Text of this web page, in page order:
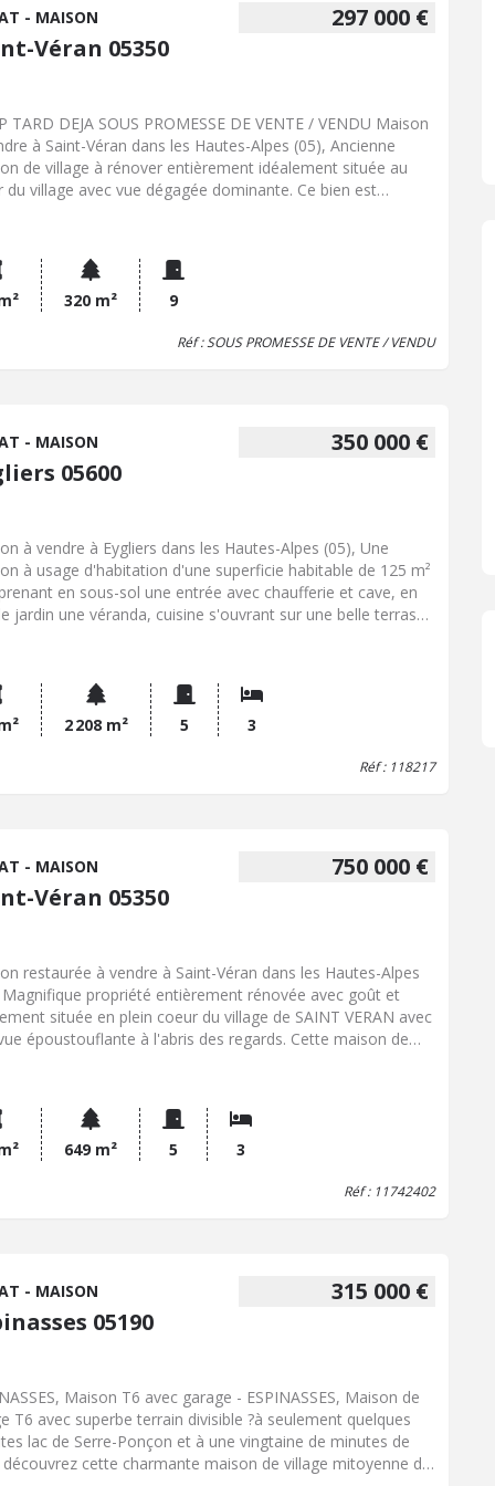
salle de bains plus espace nuit en mezzanine. Ce bien
également d'un double garage de 53 m² et d'un atelier
m². Exposition Sud avec vue dégagée Belle opportunité
297 000 €
- MAISON
Véran 05350
TARD DEJA SOUS PROMESSE DE VENTE / VENDU Maison
à Saint-Véran dans les Hautes-Alpes (05), Ancienne
de village à rénover entièrement idéalement située au
village avec vue dégagée dominante. Ce bien est
ce bien comprend en rez de chaussée une cave voûtée
une pièce anciennement à usage d'écurie, et quatre
pièces plus wc, plus au niveau supérieur cinq pièces à
320 m² 9
Réf : SOUS PROMESSE DE VENTE / VENDU
350 000 €
- MAISON
05600
à vendre à Eygliers dans les Hautes-Alpes (05), Une
à usage d'habitation d'une superficie habitable de 125 m²
en sous-sol une entrée avec chaufferie et cave, en
jardin une véranda, cuisine s'ouvrant sur une belle terrasse
et parcelles de terrain non attenantes. Environnement
avec vue dégagée et expositon Sud Maison mitoyenne à
Nord/Ouest sur une petite partie à l'arrière du bâti
2 208 m² 5 3
Réf : 118217
750 000 €
- MAISON
Véran 05350
restaurée à vendre à Saint-Véran dans les Hautes-Alpes
Magnifique propriété entièrement rénovée avec goût et
située en plein coeur du village de SAINT VERAN avec
époustouflante à l'abris des regards. Cette maison de
en demi niveau une chambre mansardée très cosy
une salle de bains et wc, un salon avec une chambre en
plus une petite dépendance en contre bas du jardin avec
et sans travaux Expositon Sud sans aucun vis-à-vis
649 m² 5 3
Réf : 11742402
315 000 €
- MAISON
05190
Maison T6 avec garage - ESPINASSES, Maison de
T6 avec superbe terrain divisible ?à seulement quelques
lac de Serre-Ponçon et à une vingtaine de minutes de
découvrez cette charmante maison de village mitoyenne de